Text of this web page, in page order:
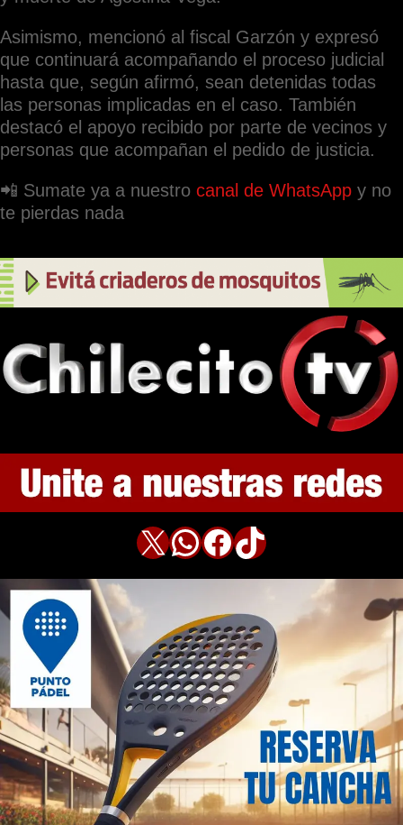
Asimismo, mencionó al fiscal Garzón y expresó
que continuará acompañando el proceso judicial
hasta que, según afirmó, sean detenidas todas
las personas implicadas en el caso. También
destacó el apoyo recibido por parte de vecinos y
personas que acompañan el pedido de justicia.
📲 Sumate ya a nuestro canal de WhatsApp y no
te pierdas nada
X WhatsApp Facebook TikTok